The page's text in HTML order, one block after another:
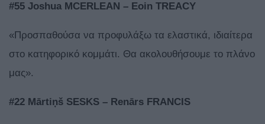
#55 Joshua MCERLEAN – Eoin TREACY
«Προσπαθούσα να προφυλάξω τα ελαστικά, ιδιαίτερα
στο κατηφορικό κομμάτι. Θα ακολουθήσουμε το πλάνο
μας».
#22 Mārtiņš SESKS – Renārs FRANCIS